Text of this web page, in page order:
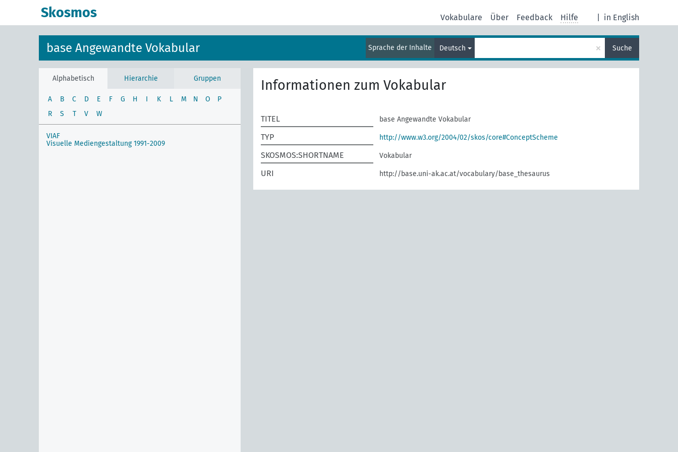
Skosmos in English
Vokabulare Über Feedback Hilfe
base Angewandte Vokabular Sprache der Inhalte Deutsch × Suche
Alphabetisch Hierarchie Gruppen
A B C D E F G H I K L M N O
P
R
S T V W
VIAF
Visuelle Mediengestaltung 1991-2009
Informationen zum Vokabular
TITEL base Angewandte Vokabular
TYP http://www.w3.org/2004/02/skos/core#ConceptScheme
SKOSMOS:SHORTNAME Vokabular
URI http://base.uni-ak.ac.at/vocabulary/base_thesaurus